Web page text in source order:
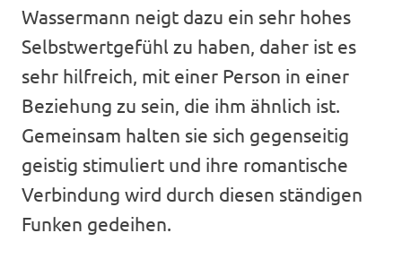
Wassermann neigt dazu ein sehr hohes
Selbstwertgefühl zu haben, daher ist es
sehr hilfreich, mit einer Person in einer
Beziehung zu sein, die ihm ähnlich ist.
Gemeinsam halten sie sich gegenseitig
geistig stimuliert und ihre romantische
Verbindung wird durch diesen ständigen
Funken gedeihen.